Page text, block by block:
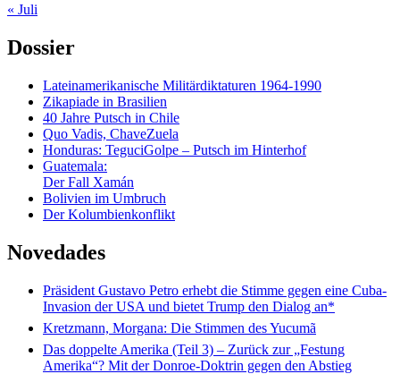
« Juli
Dossier
Lateinamerikanische Militärdiktaturen 1964-1990
Zikapiade in Brasilien
40 Jahre Putsch in Chile
Quo Vadis, ChaveZuela
Honduras: TeguciGolpe – Putsch im Hinterhof
Guatemala:
Der Fall Xamán
Bolivien im Umbruch
Der Kolumbienkonflikt
Novedades
Präsident Gustavo Petro erhebt die Stimme gegen eine Cuba-
Invasion der USA und bietet Trump den Dialog an*
Kretzmann, Morgana: Die Stimmen des Yucumã
Das doppelte Amerika (Teil 3) – Zurück zur „Festung
Amerika“? Mit der Donroe-Doktrin gegen den Abstieg